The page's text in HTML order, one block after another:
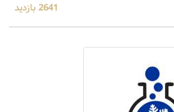
2641 بازدید